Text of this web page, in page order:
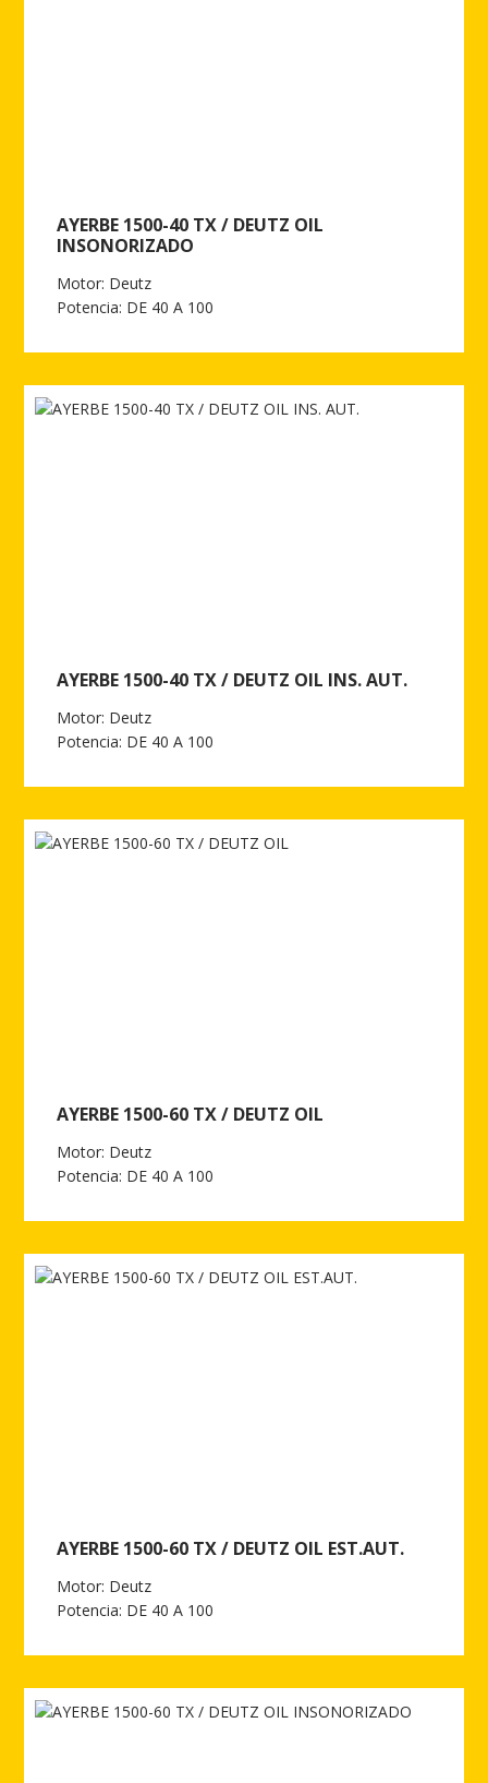
AYERBE 1500-40 TX / DEUTZ OIL
INSONORIZADO
Motor: Deutz
Potencia: DE 40 A 100
AYERBE 1500-40 TX / DEUTZ OIL INS. AUT.
Motor: Deutz
Potencia: DE 40 A 100
AYERBE 1500-60 TX / DEUTZ OIL
Motor: Deutz
Potencia: DE 40 A 100
AYERBE 1500-60 TX / DEUTZ OIL EST.AUT.
Motor: Deutz
Potencia: DE 40 A 100